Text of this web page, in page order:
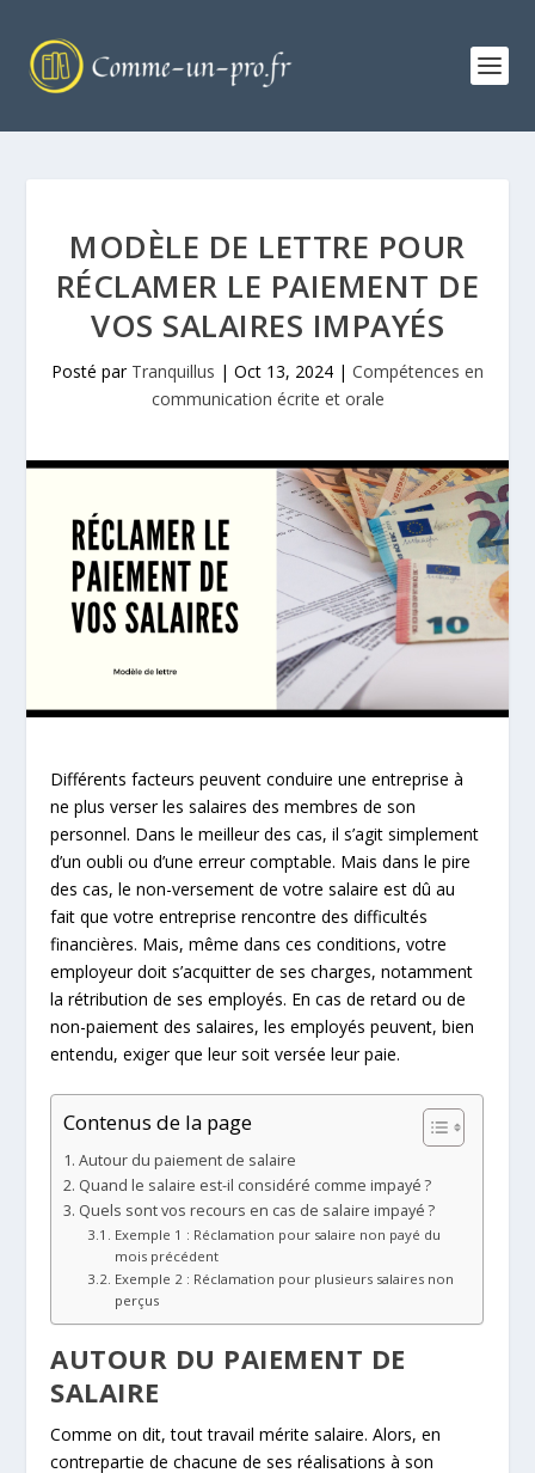
MODÈLE DE LETTRE POUR
RÉCLAMER LE PAIEMENT DE
VOS SALAIRES IMPAYÉS
Posté par Tranquillus | Oct 13, 2024 | Compétences en
communication écrite et orale
Différents facteurs peuvent conduire une entreprise à
ne plus verser les salaires des membres de son
personnel. Dans le meilleur des cas, il s’agit simplement
d’un oubli ou d’une erreur comptable. Mais dans le pire
des cas, le non-versement de votre salaire est dû au
fait que votre entreprise rencontre des difficultés
financières. Mais, même dans ces conditions, votre
employeur doit s’acquitter de ses charges, notamment
la rétribution de ses employés. En cas de retard ou de
non-paiement des salaires, les employés peuvent, bien
entendu, exiger que leur soit versée leur paie.
Contenus de la page
Autour du paiement de salaire
Quand le salaire est-il considéré comme impayé ?
Quels sont vos recours en cas de salaire impayé ?
Exemple 1 : Réclamation pour salaire non payé du
mois précédent
Exemple 2 : Réclamation pour plusieurs salaires non
perçus
AUTOUR DU PAIEMENT DE
SALAIRE
Comme on dit, tout travail mérite salaire. Alors, en
contrepartie de chacune de ses réalisations à son